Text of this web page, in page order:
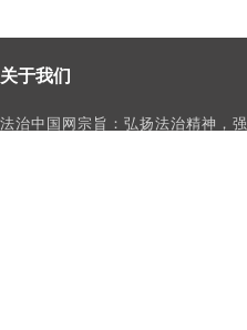
关于我们
法治中国网宗旨：弘扬法治精神，强